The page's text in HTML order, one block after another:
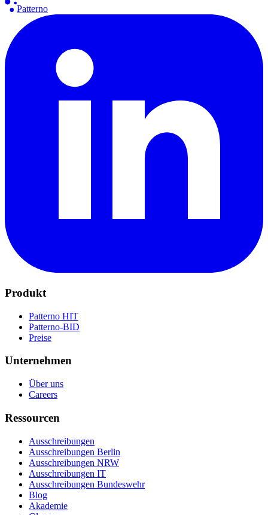
Patterno
Produkt
Patterno HIT
Patterno-BID
Preise
Unternehmen
Über uns
Careers
Ressourcen
Ausschreibungen
Ausschreibungen Berlin
Ausschreibungen NRW
Ausschreibungen IT
Ausschreibungen Bundeswehr
Blog
Akademie